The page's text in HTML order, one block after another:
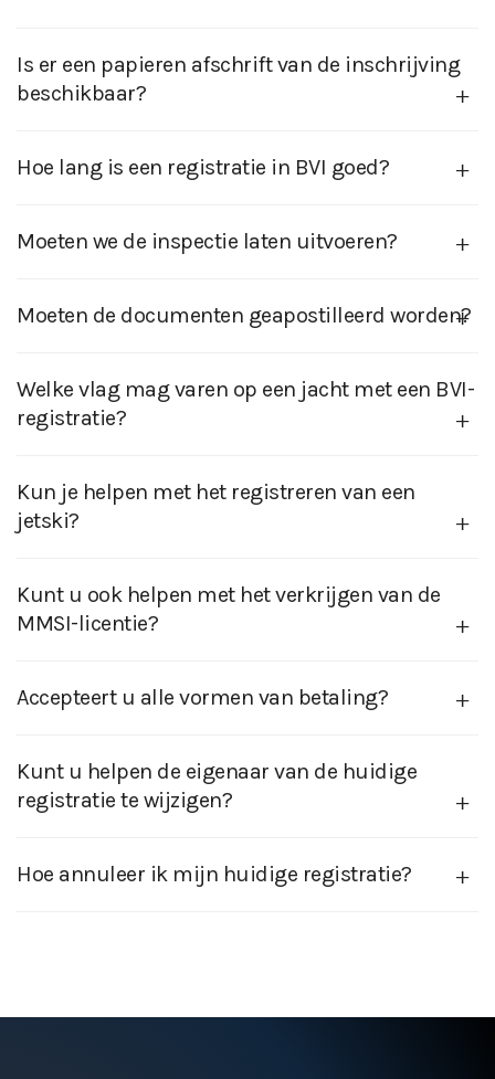
Is er een papieren afschrift van de inschrijving
beschikbaar?
Hoe lang is een registratie in BVI goed?
Moeten we de inspectie laten uitvoeren?
Moeten de documenten geapostilleerd worden?
Welke vlag mag varen op een jacht met een BVI-
registratie?
Kun je helpen met het registreren van een
jetski?
Kunt u ook helpen met het verkrijgen van de
MMSI-licentie?
Accepteert u alle vormen van betaling?
Kunt u helpen de eigenaar van de huidige
registratie te wijzigen?
Hoe annuleer ik mijn huidige registratie?